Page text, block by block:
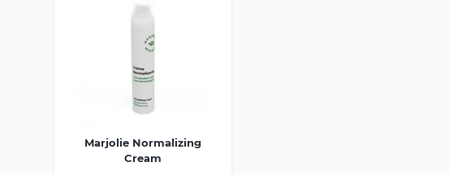
Marjolie Normalizing
Cream